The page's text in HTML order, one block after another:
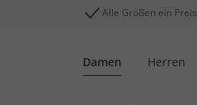
Alle Größen ein Preis
Damen Herren